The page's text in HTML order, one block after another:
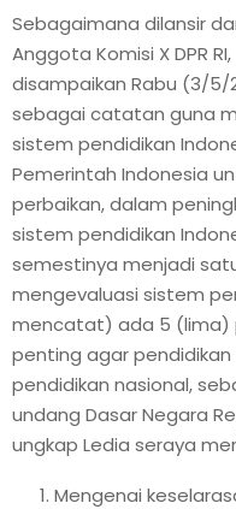
Sebagaimana dilansir
Anggota Komisi X DPR
disampaikan Rabu (3/5/
sebagai catatan guna
sistem pendidikan
Pemerintah Indonesia
perbaikan, dalam
sistem pendidikan
semestinya menjadi
mengevaluasi sistem
mencatat) ada 5 (lima)
penting agar
pendidikan nasional,
undang Dasar Negara
ungkap Ledia seraya
Mengenai